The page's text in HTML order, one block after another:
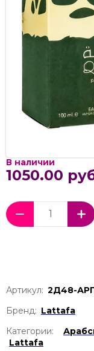
В наличии
1050.00
Артикул: 2Д48-
Бренд: Lattafa
Категории:
Lattafa